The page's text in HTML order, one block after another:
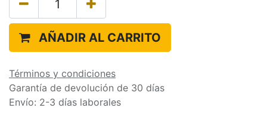
AÑADIR AL CARRITO
Términos y condiciones
Garantía de devolución de 30 días
Envío: 2-3 días laborales